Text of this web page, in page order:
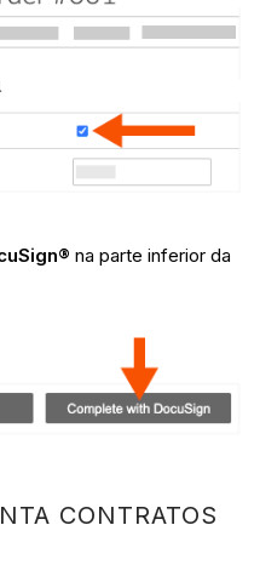
na parte inferior da
CONTRATOS